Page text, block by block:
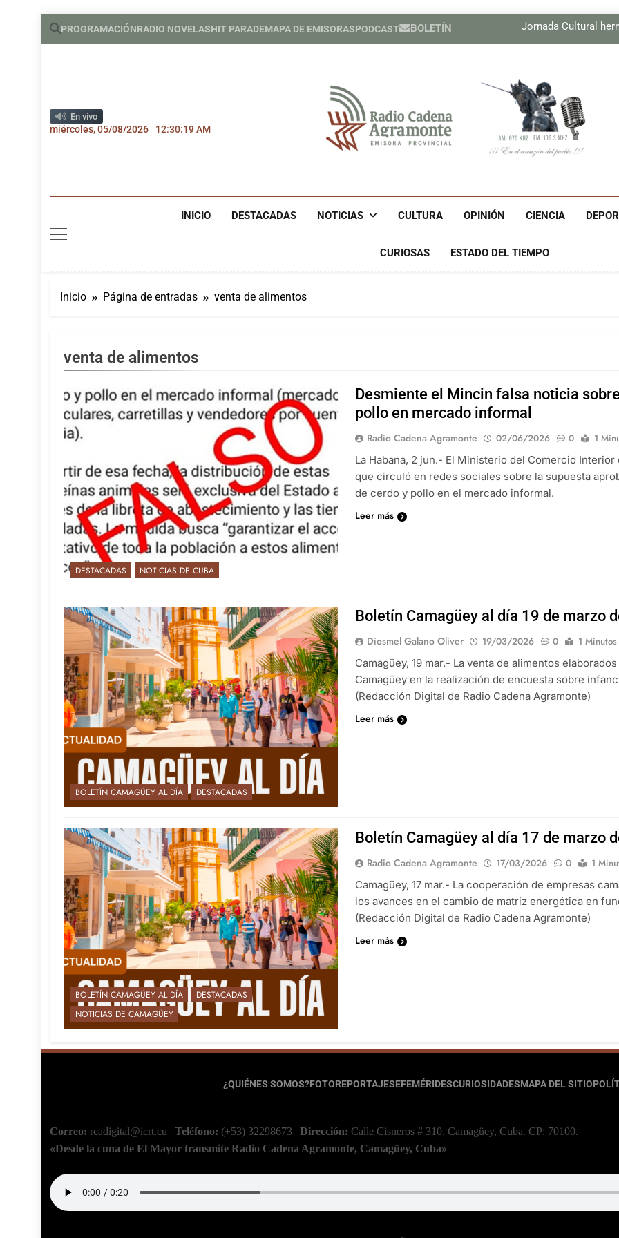
Saltar
PROGRAMACIÓNRADIO NOVELASHIT PARADEMAPA DE EMISORASPODCAST BOLETÍN
Jornada Cultural
Jornada Cultural
Compañía
En vivo
miércoles, 05/08/2026 12:30:20 AM
Radio Cadena
INICIO DESTACADAS NOTICIAS CULTURA OPINIÓN CIENCIA
CURIOSAS ESTADO DEL TIEMPO
Inicio Página de entradas venta de alimentos
venta de alimentos
DESTACADAS NOTICIAS DE CUBA
Desmiente el Mincin falsa noticia
pollo en mercado informal
Radio Cadena Agramonte 02/06/2026 0
1
La Habana, 2 jun.- El Ministerio del Comercio
que circuló en redes sociales sobre la supuesta
de cerdo y pollo en el mercado informal.
Leer más
BOLETÍN CAMAGÜEY AL DÍA DESTACADAS
Boletín Camagüey al día 19 de marzo
Diosmel Galano Oliver 19/03/2026 0
1 Minutos
Camagüey, 19 mar.- La venta de alimentos
Camagüey en la realización de encuesta sobre
(Redacción Digital de Radio Cadena Agramonte)
Leer más
BOLETÍN CAMAGÜEY AL DÍA
DESTACADAS
NOTICIAS DE CAMAGÜEY
Boletín Camagüey al día 17 de marzo
Radio Cadena Agramonte 17/03/2026 0
1
Camagüey, 17 mar.- La cooperación de empresas
los avances en el cambio de matriz energética en
(Redacción Digital de Radio Cadena Agramonte)
Leer más
¿QUIÉNES SOMOS?FOTOREPORTAJESEFEMÉRIDESCURIOSIDADESMAPA DEL SITIO
Correo: rcadigital@icrt.cu | Teléfono: (+53) 32298673 | Dirección: Calle Cisneros # 310, Camagüey, Cuba. CP: 70100.
«Desde la cuna de El Mayor transmite Radio Cadena Agramonte, Camagüey, Cuba»